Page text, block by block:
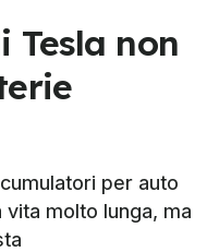
Tesla non
per auto
molto lunga, ma